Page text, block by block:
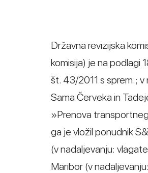
Državna revizijska
komisija) je na podlagi
št. 43/2011 s sprem.;
Sama Červeka in
»Prenova
ga je vložil ponudnik
(v nadaljevanju:
Maribor (v